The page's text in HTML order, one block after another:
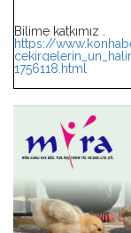
Bilime katkımız .
https://
1756118.html